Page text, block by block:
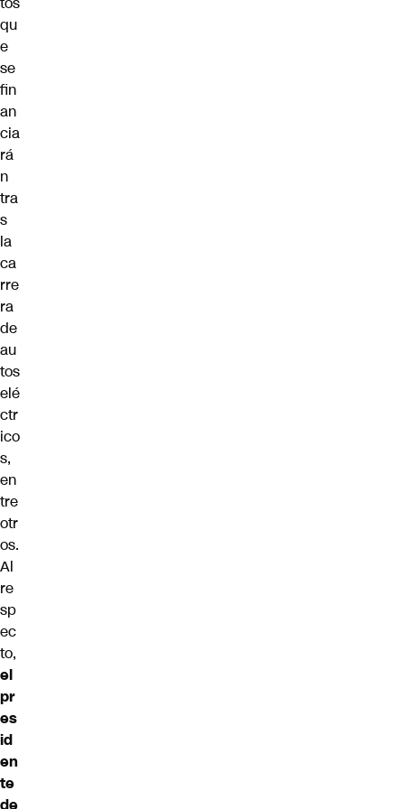
qu
e
se
fin
an
cia
rá
n
tra
s
la
ca
rre
ra
de
au
tos
elé
ctr
ico
s,
en
tre
otr
os.
Al
re
sp
ec
to,
el
pr
es
id
en
te
de